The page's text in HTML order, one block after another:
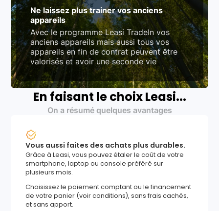
Ne laissez plus trainer vos anciens
appareils
Avec le programme Leasi TradeIn vos
anciens appareils mais aussi tous vos
appareils en fin de contrat peuvent être
valorisés et avoir une seconde vie
En faisant le choix Leasi...
On a résumé quelques avantages
Vous aussi faites des achats plus durables.
Grâce à Leasi, vous pouvez étaler le coût de votre
smartphone, laptop ou console préféré sur
plusieurs mois.
Choisissez le paiement comptant ou le financement
de votre panier (voir conditions), sans frais cachés,
et sans apport.